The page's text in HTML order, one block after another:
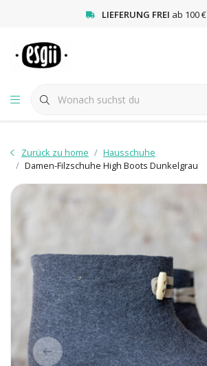
LIEFERUNG FREI ab 100 €
Zurück zu home
Hausschuhe
Damen-Filzschuhe High Boots Dunkelgrau